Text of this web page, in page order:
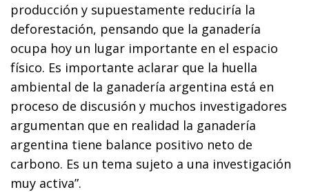
producción y supuestamente reduciría la
deforestación, pensando que la ganadería
ocupa hoy un lugar importante en el espacio
físico. Es importante aclarar que la huella
ambiental de la ganadería argentina está en
proceso de discusión y muchos investigadores
argumentan que en realidad la ganadería
argentina tiene balance positivo neto de
carbono. Es un tema sujeto a una investigación
muy activa”.